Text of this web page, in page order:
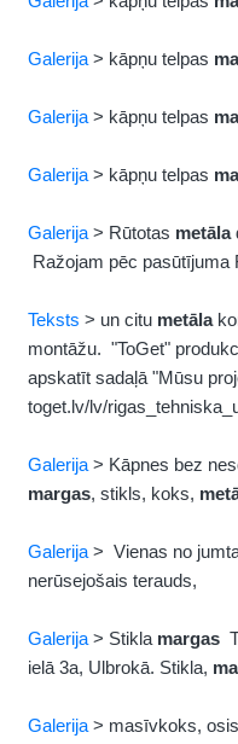
Galerija > kāpņu telpas
Galerija > kāpņu telpas
Galerija > kāpņu telpas
Galerija > Rūtotas metāla
Ražojam pēc pasūtījuma
Teksts > un citu metāla
montāžu. "ToGet"
apskatīt sadaļā "Mūsu
toget.lv/lv/
Galerija > Kāpnes bez
margas, stikls, koks,
Galerija > Vienas no
nerūsejošais terauds,
Galerija > Stikla margas
ielā 3a, Ulbrokā. Stikla,
Galerija > masīvkoks,